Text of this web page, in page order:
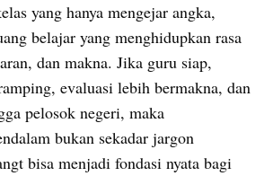
yang hanya mengejar angka,
belajar yang menghidupkan rasa
dan makna. Jika guru siap,
evaluasi lebih bermakna, dan
pelosok negeri, maka
bukan sekadar jargon
bisa menjadi fondasi nyata bagi